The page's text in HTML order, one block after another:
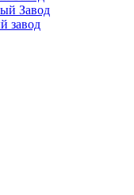
Завод
завод